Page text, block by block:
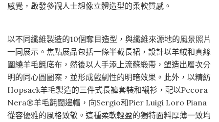
感覺，啟發參觀人士想像立體造型的柔軟質感。
以不同纖維製造的10個奪目造型，與纖維來源地的風景照片
一同展示。焦點展品包括一條半截長裙，設計以羊絨和真絲
圍繞羊毛氈底布，然後以人手添上流蘇緞帶，塑造出層次分
明的同心圓圖案，並形成戲劇性的明暗效果。此外，以精紡
Hopsack羊毛製造的三件式長褲套裝和襯衫，配以Pecora
Nera®羊毛氈闊邊帽，向Sergio和Pier Luigi Loro Piana
從容優雅的風格致敬。這種柔軟輕盈的獨特面料厚薄一致均